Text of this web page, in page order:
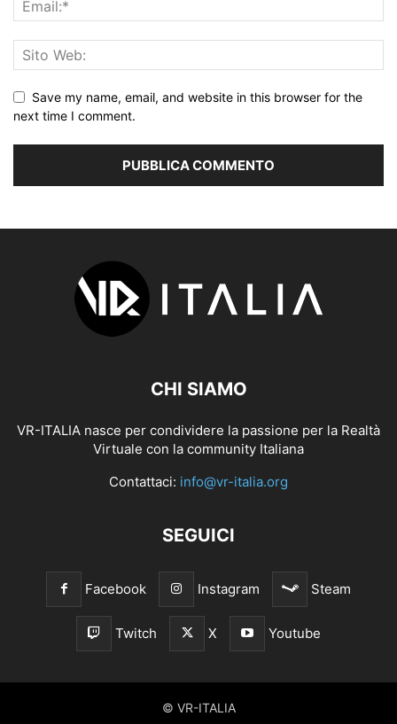
Save my name, email, and website in this browser for the
next time I comment.
CHI SIAMO
VR-ITALIA nasce per condividere la passione per la Realtà
Virtuale con la community Italiana
Contattaci: info@vr-italia.org
SEGUICI
Facebook Instagram Steam
Twitch X Youtube
© VR-ITALIA